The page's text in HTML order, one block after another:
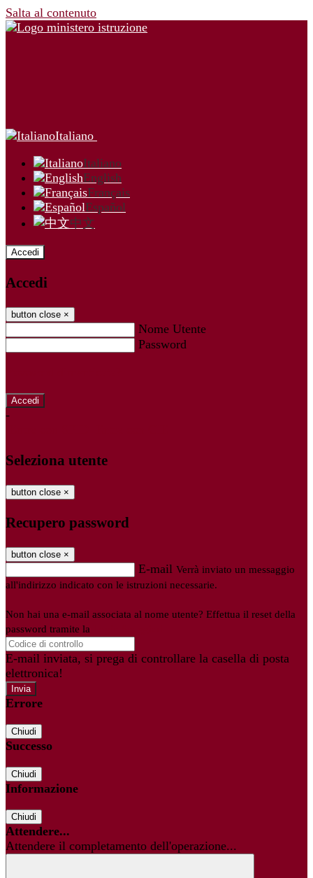
Salta al contenuto
Italiano
Italiano
English
Français
Español
中文
Accedi
Accedi
button close ×
Nome Utente
Password
-
Seleziona utente
button close ×
Recupero password
button close ×
E-mail Verrà inviato un messaggio
all'indirizzo indicato con le istruzioni necessarie.
Non hai una e-mail associata al nome utente? Effettua il reset della
password tramite la
E-mail inviata, si prega di controllare la casella di posta
elettronica!
Errore
Chiudi
Successo
Chiudi
Informazione
Chiudi
Attendere...
Attendere il completamento dell'operazione...